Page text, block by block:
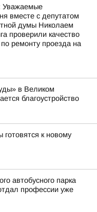
Уважаемые
вместе с депутатом
думы Николаем
проверили качество
ремонту проезда на
в Великом
благоустройство
к новому
автобусного парка
профессии уже